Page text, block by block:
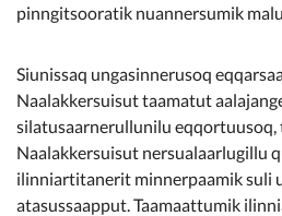
pinngitsooratik nuannersumik
Siunissaq ungasinnerusoq
Naalakkersuisut taamatut
silatusaarnerullunilu eqqortuusoq,
Naalakkersuisut nersualaarlugillu
ilinniartitanerit minnerpaamik suli
atasussaapput. Taamaattumik